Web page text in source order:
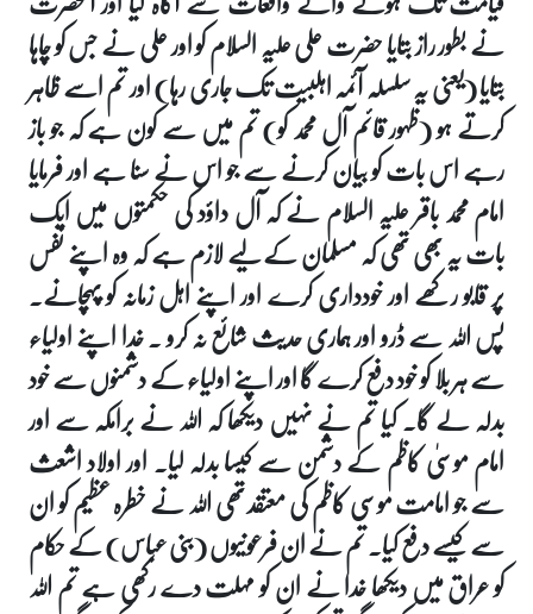
نے بطور راز بتایا حضرت علی علیہ السلام کو اور علی نے جس کو چاہا
بتایا (یعنی یہ سلسلہ آئمہ اہلبیت تک جاری رہا) اور تم اسے ظاہر
کرتے ہو (ظہور قائم آل محمد کو) تم میں سے کون ہے کہ جو باز
رہے اس بات کو بیان کرنے سے جو اس نے سنا ہے اور فرمایا
امام محمد باقر علیہ السلام نے کہ آل داؤد کی حکمتوں میں ایک
بات یہ بھی تھی کہ مسلمان کے لیے لازم ہے کہ وہ اپنے نفس
پر قابو رکھے اور خودداری کرے اور اپنے اہل زمانہ کو پہچانے۔
پس اللہ سے ڈرو اور ہماری حدیث شائع نہ کرو ۔ خدا اپنے اولیاء
سے ہر بلا کو خود دفع کرے گا اور اپنے اولیاء کے دشمنوں سے خود
بدلہ لے گا۔ کیا تم نے نہیں دیکھا کہ اللہ نے برامکہ سے اور
امام موسیٰ کاظم کے دشمن سے کیسا بدلہ لیا۔ اور اولاد اشعث
سے جو امامت موسی کاظم کی معتقد تھی اللہ نے خطرہ عظیم کو ان
سے کیسے دفع کیا۔ تم نے ان فرعونیوں (بنی عباس) کے حکام
کو عراق میں دیکھا خدا نے ان کو مہلت دے رکھی ہے تم اللہ